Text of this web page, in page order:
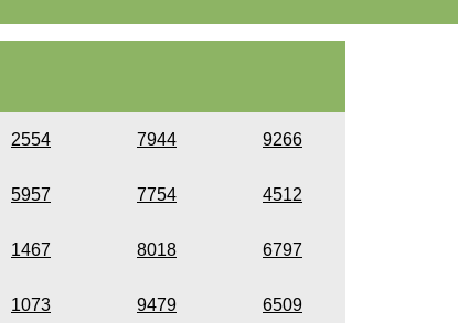
2554 7944 9266
5957 7754 4512
1467 8018 6797
1073 9479 6509